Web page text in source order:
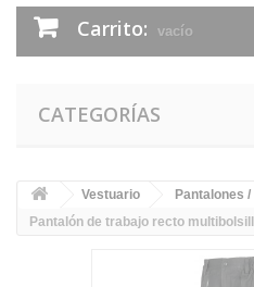
Carrito: vacío
CATEGORÍAS
Vestuario
Pantalones
Pantalón de trabajo recto